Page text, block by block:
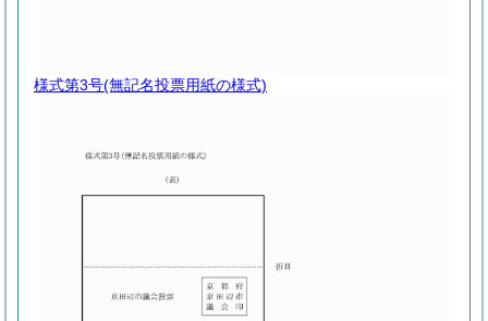
様式第3号(無記名投票用紙の様式)